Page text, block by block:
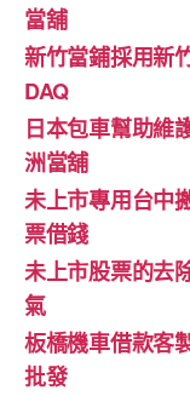
當舖
新竹當鋪採用新
DAQ
日本包車幫助維
洲當舖
未上市專用台中
票借錢
未上市股票的去
氣
板橋機車借款客
批發